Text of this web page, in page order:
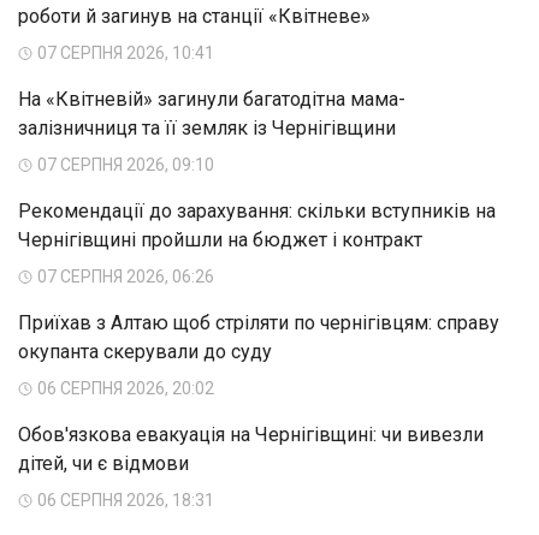
роботи й загинув на станції «Квітневе»
07 СЕРПНЯ 2026, 10:41
На «Квітневій» загинули багатодітна мама-
залізничниця та її земляк із Чернігівщини
07 СЕРПНЯ 2026, 09:10
Рекомендації до зарахування: скільки вступників на
Чернігівщині пройшли на бюджет і контракт
07 СЕРПНЯ 2026, 06:26
Приїхав з Алтаю щоб стріляти по чернігівцям: справу
окупанта скерували до суду
06 СЕРПНЯ 2026, 20:02
Обов'язкова евакуація на Чернігівщині: чи вивезли
дітей, чи є відмови
06 СЕРПНЯ 2026, 18:31